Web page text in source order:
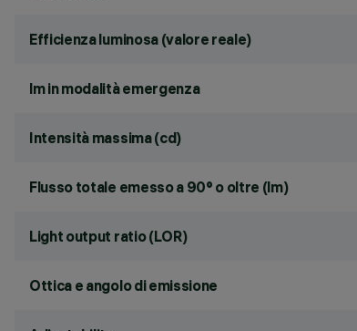
Efficienza luminosa (valore reale)
lm in modalità emergenza
Intensità massima (cd)
Flusso totale emesso a 90° o oltre (lm)
Light output ratio (LOR)
Ottica e angolo di emissione